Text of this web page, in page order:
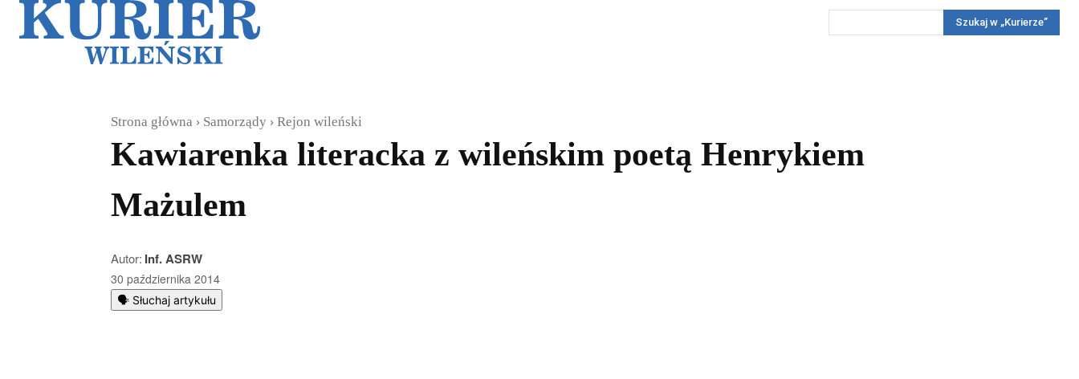
Reportaż KonkursyWięcej
Szukaj w „Kurierze”
Strona główna Samorządy Rejon wileński
Kawiarenka literacka z wileńskim poetą Henrykiem
Mażulem
Autor: Inf. ASRW
30 października 2014
🗣️ Słuchaj artykułu